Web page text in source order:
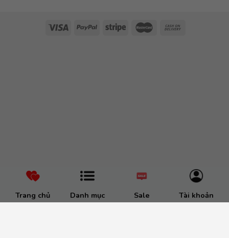
Trang chủ Danh mục Sale Tài khoản